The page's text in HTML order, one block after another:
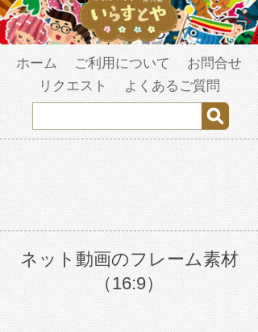
ホーム ご利用について
お問合せ
リクエスト
よくあるご質問
ネット動画のフレーム素材
（16:9）